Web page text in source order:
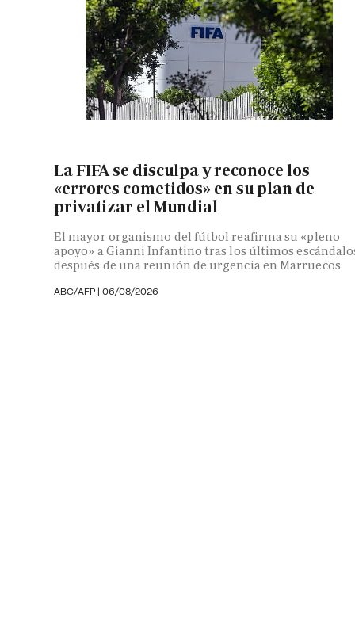
La FIFA se disculpa y reconoce los
«errores cometidos» en su plan de
privatizar el Mundial
El mayor organismo del fútbol reafirma su «pleno
apoyo» a Gianni Infantino tras los últimos
después de una reunión de urgencia en Marruecos
ABC/AFP | 06/08/2026